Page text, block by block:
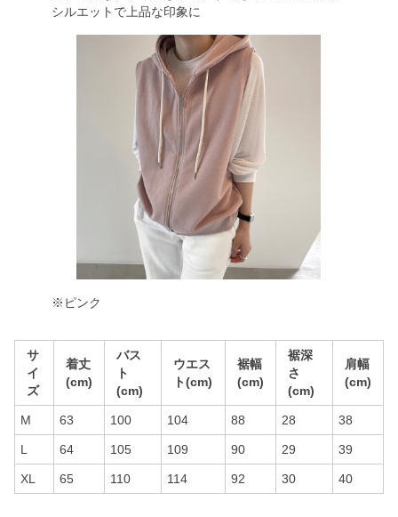
シルエットで上品な印象に
※ピンク
サ
イ
ズ
着丈
(cm)
バス
ト
(cm)
ウエス
ト(cm)
裾幅
(cm)
裾深
さ
(cm)
肩幅
(cm)
M 63 100 104 88 28 38
L 64 105 109 90 29 39
XL 65 110 114 92 30 40